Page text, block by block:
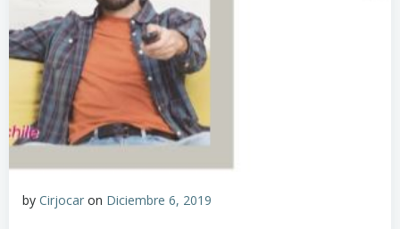
by Cirjocar on Diciembre 6, 2019